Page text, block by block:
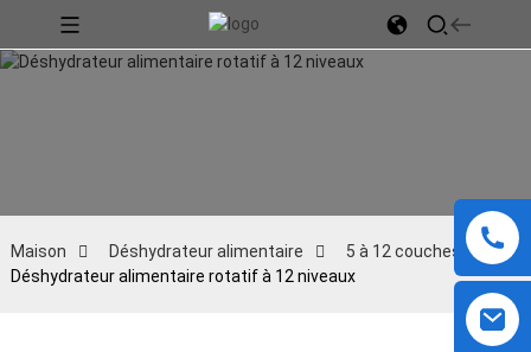
Maison Déshydrateur alimentaire
5 à 12 couches
Déshydrateur alimentaire rotatif à 12 niveaux